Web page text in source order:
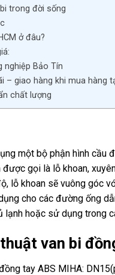
trong đời sống
ở đâu?
nghiệp Bảo Tín
– giao hàng khi mua hàng
chất lượng
một bộ phận hình cầu
gọi là lỗ khoan,
lỗ khoan sẽ vuông góc
cho các đường ống
hoặc sử dụng trong
van bi
tay ABS MIHA: